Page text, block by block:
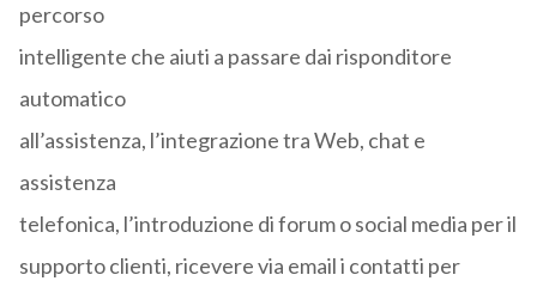
percorso
intelligente che aiuti a passare dai risponditore
automatico
all’assistenza, l’integrazione tra Web, chat e
assistenza
telefonica, l’introduzione di forum o social media per il
supporto clienti, ricevere via email i contatti per